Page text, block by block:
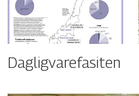
Dagligvarefasiten